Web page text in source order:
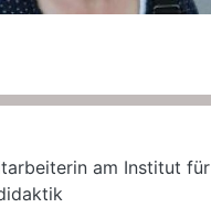
am Institut für